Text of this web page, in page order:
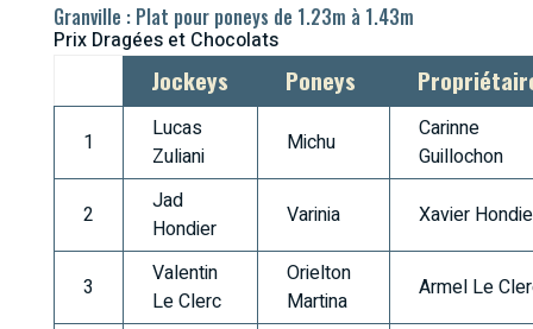
Granville : Plat pour poneys de 1.23m à 1.43m
Prix Dragées et Chocolats
Jockeys Poneys
1
Lucas
Zuliani
Michu
Carinne
Guillochon
2
Jad
Hondier
Varinia Xavier
3
Valentin
Le Clerc
Orielton
Martina
Armel Le